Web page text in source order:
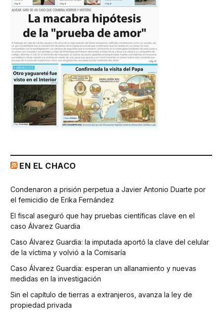
EN EL CHACO
Condenaron a prisión perpetua a Javier Antonio Duarte por
el femicidio de Erika Fernández
El fiscal aseguró que hay pruebas científicas clave en el
caso Álvarez Guardia
Caso Álvarez Guardia: la imputada aportó la clave del celular
de la víctima y volvió a la Comisaría
Caso Álvarez Guardia: esperan un allanamiento y nuevas
medidas en la investigación
Sin el capítulo de tierras a extranjeros, avanza la ley de
propiedad privada